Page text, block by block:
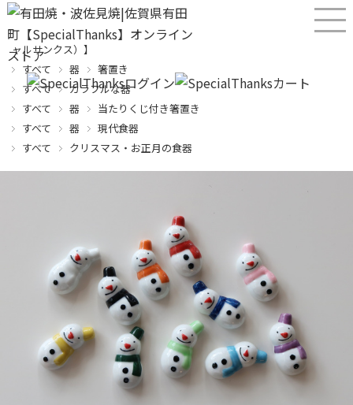
産直！有田焼、波佐見焼オンラインショップ【SPECIALTHANKS（スペシ
ャルサンクス）】
すべて
器
箸置き
すべて
カラフルな器
すべて
器
当たりくじ付き箸置き
すべて
器
現代食器
すべて
クリスマス・お正月の食器